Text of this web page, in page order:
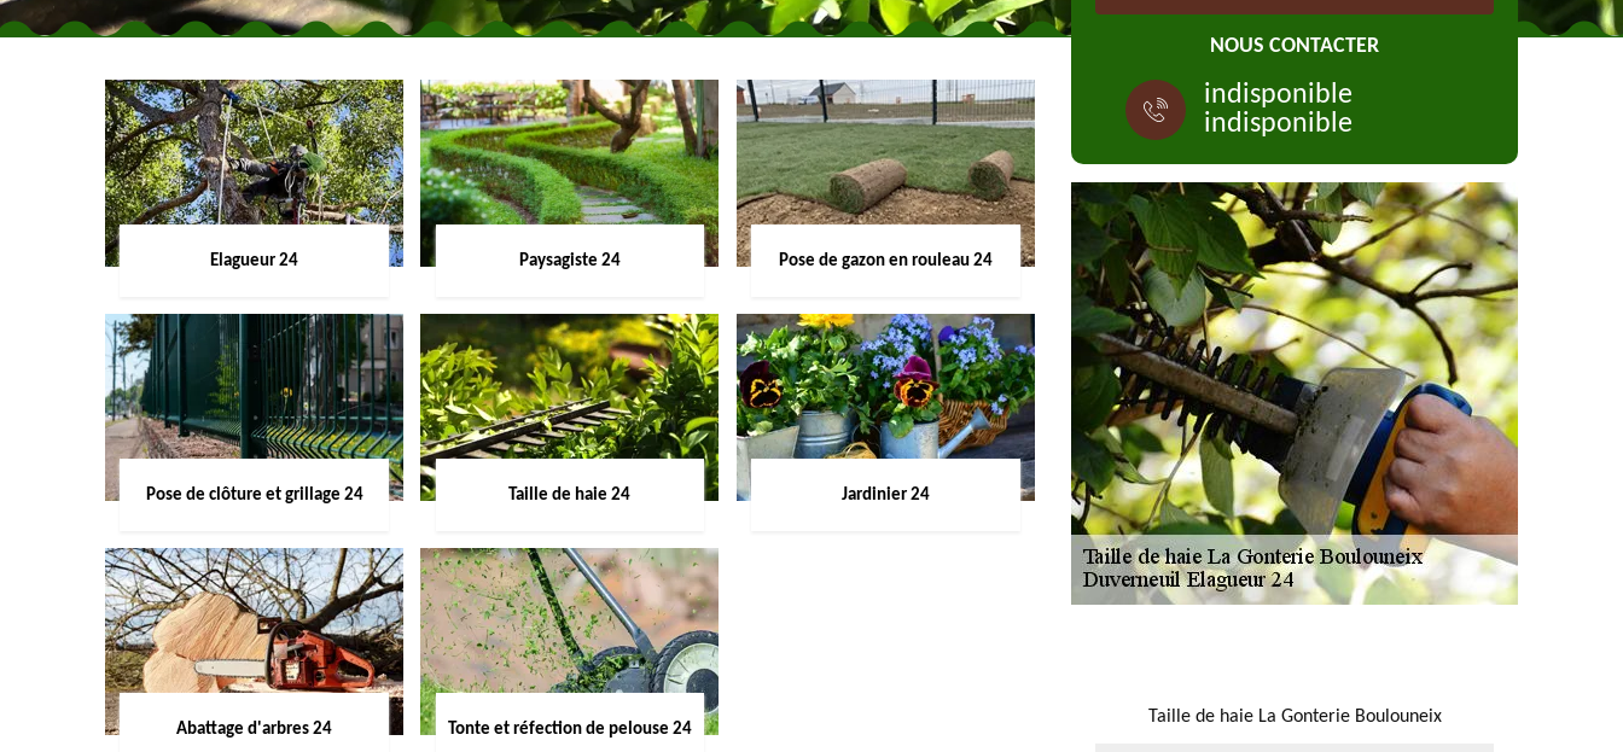
Elagueur 24 Paysagiste 24 Pose de gazon en rouleau 24
Pose de clôture et grillage 24 Taille de haie 24 Jardinier 24
Abattage d'arbres 24 Tonte et réfection de pelouse 24
NOUS CONTACTER
indisponible
indisponible
Taille de haie La Gonterie Boulouneix